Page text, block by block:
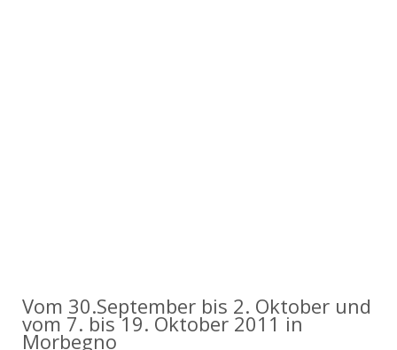
Vom 30.September bis 2. Oktober und
vom 7. bis 19. Oktober 2011 in
Morbegno